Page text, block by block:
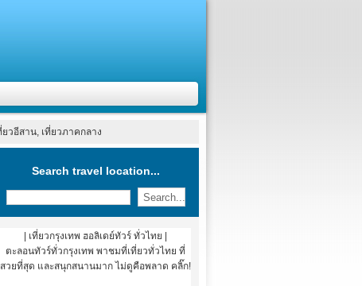
ยวอีสาน, เที่ยวภาคกลาง
Search travel location...
| เที่ยวกรุงเทพ ฮอลิเดย์ทัวร์ ทั่วไทย |
ตะลอนทัวร์ทั่วกรุงเทพ พาชมที่เที่ยวทั่วไทย ที่
สวยที่สุด และสนุกสนานมาก ไม่ดูคือพลาด คลิ๊ก!